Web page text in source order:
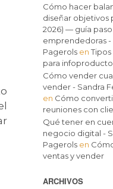
Cómo hacer
diseñar objetivos
2026) — guía
emprendedoras -
Pagerolsen
para
Cómo vender
vender - Sandra
en Cómo
reuniones con
Qué tener en
negocio digital -
Pagerolsen
ventas y vender
ARCHIVOS